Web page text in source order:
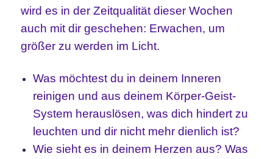
wird es in der Zeitqualität dieser Wochen
auch mit dir geschehen: Erwachen, um
größer zu werden im Licht.
Was möchtest du in deinem Inneren
reinigen und aus deinem Körper-Geist-
System herauslösen, was dich hindert zu
leuchten und dir nicht mehr dienlich ist?
Wie sieht es in deinem Herzen aus? Was